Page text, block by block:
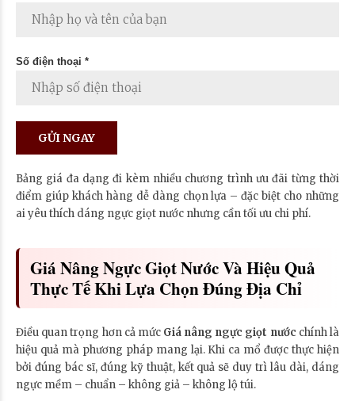
Số điện thoại *
Bảng giá đa dạng đi kèm nhiều chương trình ưu đãi từng thời
điểm giúp khách hàng dễ dàng chọn lựa – đặc biệt cho những
ai yêu thích dáng ngực giọt nước nhưng cần tối ưu chi phí.
Giá Nâng Ngực Giọt Nước Và Hiệu Quả
Thực Tế Khi Lựa Chọn Đúng Địa Chỉ
Điều quan trọng hơn cả mức Giá nâng ngực giọt nước chính là
hiệu quả mà phương pháp mang lại. Khi ca mổ được thực hiện
bởi đúng bác sĩ, đúng kỹ thuật, kết quả sẽ duy trì lâu dài, dáng
ngực mềm – chuẩn – không giả – không lộ túi.